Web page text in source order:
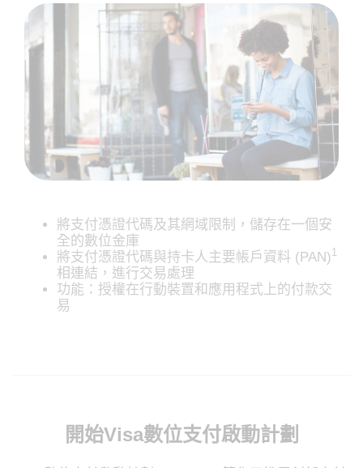
將支付憑證代碼及其網域限制，儲存在一個安
全的數位金庫
將支付憑證代碼與持卡人主要帳戶資料 (PAN)1
相連結，進行交易處理
功能：授權在行動裝置和應用程式上的付款交
易
開始Visa數位支付啟動計劃